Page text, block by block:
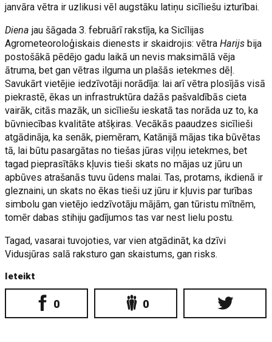
janvāra vētra ir uzlikusi vēl augstāku latiņu sicīliešu izturībai.
Dienajau šāgada 3. februārī rakstīja, ka Sicīlijas
Agrometeoroloģiskais dienests ir skaidrojis: vētraHarijsbija
postošākā pēdējo gadu laikā un nevis maksimālā vēja
ātruma, bet gan vētras ilguma un plašās ietekmes dēļ.
Savukārt vietējie iedzīvotāji norādīja: lai arī vētra plosījās visā
piekrastē, ēkas un infrastruktūra dažās pašvaldībās cieta
vairāk, citās mazāk, un sicīliešu ieskatā tas norāda uz to, ka
būvniecības kvalitāte atšķiras. Vecākās paaudzes sicīlieši
atgādināja, ka senāk, piemēram, Katānijā mājas tika būvētas
tā, lai būtu pasargātas no tiešas jūras viļņu ietekmes, bet
tagad pieprasītāks kļuvis tieši skats no mājas uz jūru un
apbūves atrašanās tuvu ūdens malai. Tas, protams, ikdienā ir
gleznaini, un skats no ēkas tieši uz jūru ir kļuvis par turības
simbolu gan vietējo iedzīvotāju mājām, gan tūristu mītnēm,
tomēr dabas stihiju gadījumos tas var nest lielu postu.
Tagad, vasarai tuvojoties, var vien atgādināt, ka dzīvi
Vidusjūras salā raksturo gan skaistums, gan risks.
Ieteikt
0 0